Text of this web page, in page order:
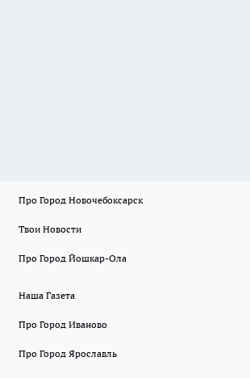
Про Город Новочебоксарск
Твои Новости
Про Город Йошкар-Ола
Наша Газета
Про Город Иваново
Про Город Ярославль